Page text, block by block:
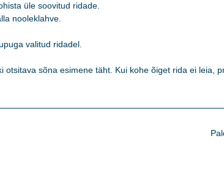
üle soovitud ridade.
nooleklahve.
valitud ridadel.
sõna esimene täht. Kui kohe õiget rida ei leia,